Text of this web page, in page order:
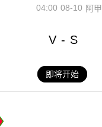
08-10
04:00 阿甲
V - S
即将开始